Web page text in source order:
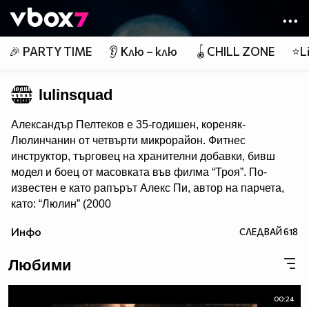
👾
🎉 PARTY TIME 👂 Клю – клю 🪀CHILL ZONE
lulinsquad
Александър Пелтеков е 35-годишен, кореняк-
Люлинчанин от четвърти микрорайон. Фитнес
инструктор, търговец на хранителни добавки, бивш
модел и боец от масовката във филма “Троя”. По-
известен е като рапърът Алекс Пи, автор на парчета,
като: “Люлин” (2000
(2011), "Бенефиза"(2012), "Белучи"
Александър Атанасов Пелтеков или най-добре Сандо,
както е известен на всички в квартала се крие зад така
Инфо СЛЕДВАЙ618
Любими
00:24